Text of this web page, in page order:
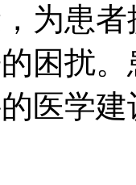
为患
困扰
医学